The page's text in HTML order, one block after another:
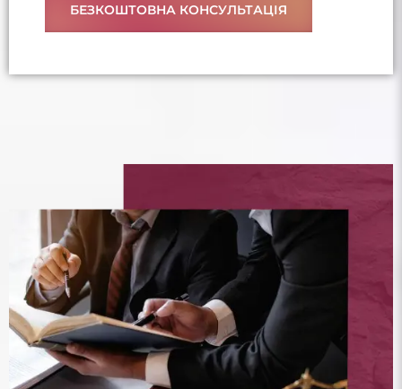
БЕЗКОШТОВНА КОНСУЛЬТАЦІЯ